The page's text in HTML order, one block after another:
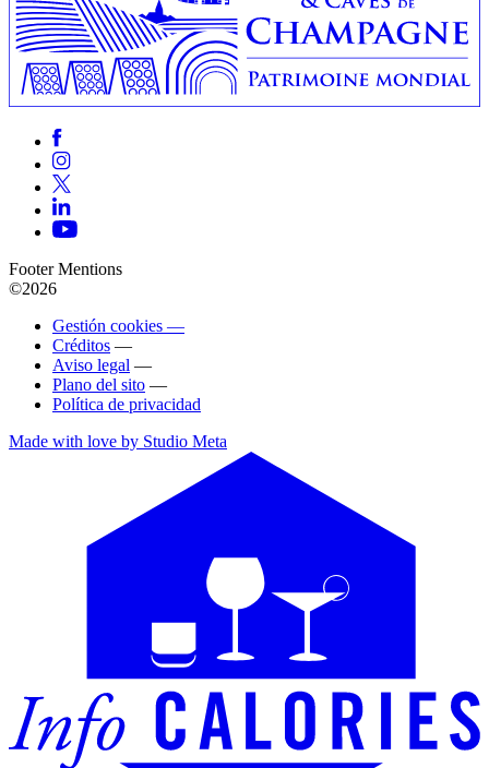
Footer Mentions
©2026
Gestión cookies —
Créditos —
Aviso legal —
Plano del sito —
Política de privacidad
Made with love by Studio Meta